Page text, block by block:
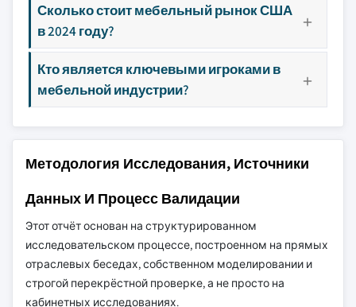
Сколько стоит мебельный рынок США
в 2024 году?
Кто является ключевыми игроками в
мебельной индустрии?
Методология Исследования, Источники
Данных И Процесс Валидации
Этот отчёт основан на структурированном
исследовательском процессе, построенном на прямых
отраслевых беседах, собственном моделировании и
строгой перекрёстной проверке, а не просто на
кабинетных исследованиях.